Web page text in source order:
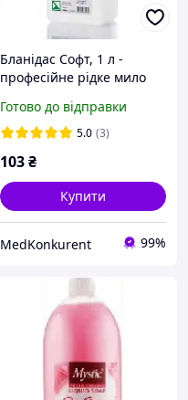
Бланідас Софт, 1 л -
професійне рідке мило
тіла (Бланідас) Україна
Готово до відправки
5.0 (3)
103₴
Купити
MedKonkurent 99%